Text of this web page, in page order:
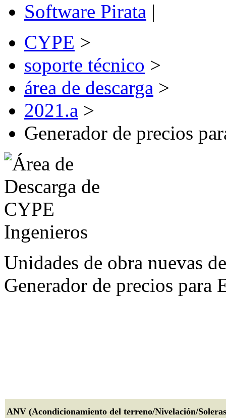
Software Pirata |
CYPE >
soporte técnico >
área de descarga >
2021.a >
Generador de precios
Unidades de obra nuevas
Generador de precios para
ANV (Acondicionamiento del terreno/Nivelación/